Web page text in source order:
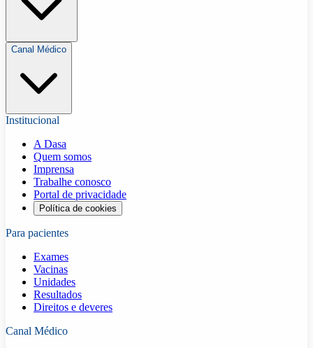
Canal Médico
Institucional
A Dasa
Quem somos
Imprensa
Trabalhe conosco
Portal de privacidade
Política de cookies
Para pacientes
Exames
Vacinas
Unidades
Resultados
Direitos e deveres
Canal Médico